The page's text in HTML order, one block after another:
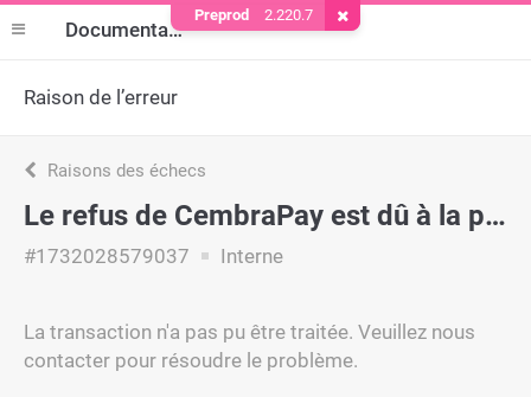
Documentation
Raison de l’erreur
Raisons des échecs
Le refus de CembraPay est dû à la politique interne.
#1732028579037 Interne
La transaction n'a pas pu être traitée. Veuillez nous
contacter pour résoudre le problème.
Preprod 2.220.7 Supprimer le cookie